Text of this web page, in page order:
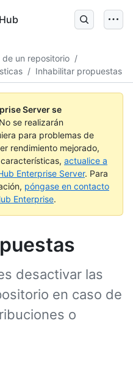
un repositorio /
/ Inhabilitar propuestas
Server se
No se realizarán
para problemas de
rendimiento mejorado,
actualice a
Enterprise Server. Para
póngase en contacto
Enterprise.
desactivar las
en caso de
o